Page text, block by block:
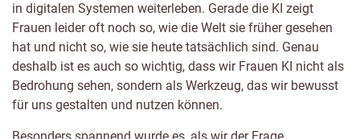
in digitalen Systemen weiterleben. Gerade die KI zeigt
Frauen leider oft noch so, wie die Welt sie früher gesehen
hat und nicht so, wie sie heute tatsächlich sind. Genau
deshalb ist es auch so wichtig, dass wir Frauen KI nicht als
Bedrohung sehen, sondern als Werkzeug, das wir bewusst
für uns gestalten und nutzen können.